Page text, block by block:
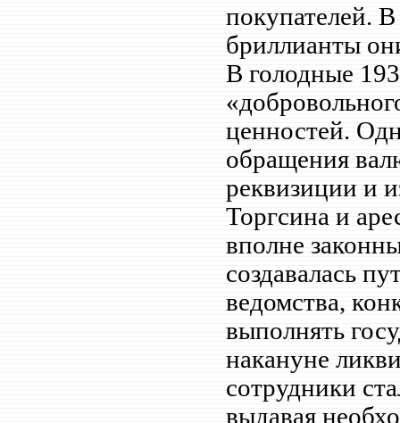
покупателей.
бриллианты
В голодные
ценностей.
обращения
реквизиции и
Торгсина и
вполне
создавалась
ведомства,
выполнять
накануне
сотрудники
выдавая